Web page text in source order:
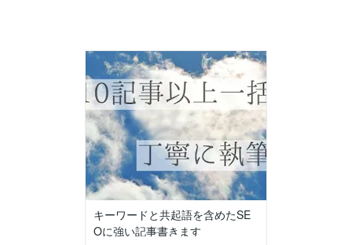
キーワードと共起語を含めたSE
Oに強い記事書きます